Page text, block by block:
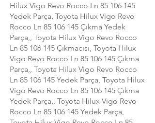
Hilux Vigo Revo Rocco Ln 85 106 145
Yedek Parça, Toyota Hilux Vigo Revo
Rocco Ln 85 106 145 Çıkma Yedek
Parça,, Toyota Hilux Vigo Revo Rocco
Ln 85 106 145 Çıkmacısı, Toyota Hilux
Vigo Revo Rocco Ln 85 106 145 Çıkma
Parça,, Toyota Hilux Vigo Revo Rocco
Ln 85 106 145 Yedek Parça, Toyota Hilux
Vigo Revo Rocco Ln 85 106 145 Çıkma
Yedek Parça,, Toyota Hilux Vigo Revo
Rocco Ln 85 106 145 Yedek Parça,